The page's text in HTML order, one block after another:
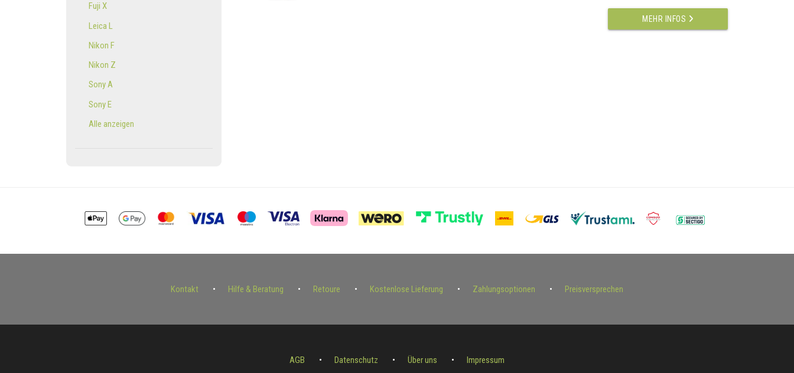
Fuji X
Leica L
Nikon F
Nikon Z
Sony A
Sony E
Alle anzeigen
MEHR INFOS
Kontakt Hilfe & Beratung Retoure Kostenlose Lieferung Zahlungsoptionen Preisversprechen
AGB Datenschutz Über uns Impressum